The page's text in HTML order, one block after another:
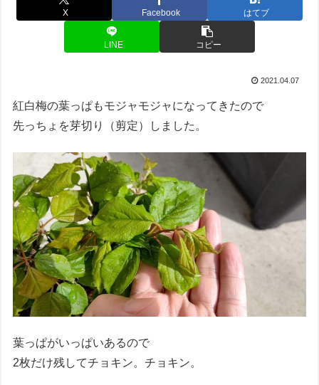
X Facebook はてブ
LINE コピー
2021.04.07
紅白梅の葉っぱもモジャモジャになってきたので
先っちょを芽切り（剪定）しました。
葉っぱがいっぱいあるので
2枚だけ残してチョキン。チョキン。